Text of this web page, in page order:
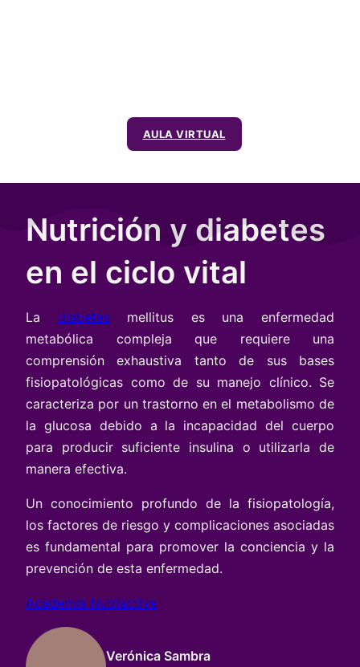
AULA VIRTUAL
Nutrición y diabetes
en el ciclo vital
La diabetesmellitus es una enfermedad
metabólica compleja que requiere una
comprensión exhaustiva tanto de sus bases
fisiopatológicas como de su manejo clínico. Se
caracteriza por un trastorno en el metabolismo de
la glucosa debido a la incapacidad del cuerpo
para producir suficiente insulina o utilizarla de
manera efectiva.
Un conocimiento profundo de la fisiopatología,
los factores de riesgo y complicaciones asociadas
es fundamental para promover la conciencia y la
prevención de esta enfermedad.
Academia Nutriactive
Verónica Sambra